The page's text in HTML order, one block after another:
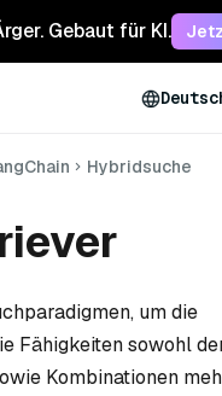
Gebaut für KI.
Hybridsuche
um die
Fähigkeiten sowohl
Kombinationen